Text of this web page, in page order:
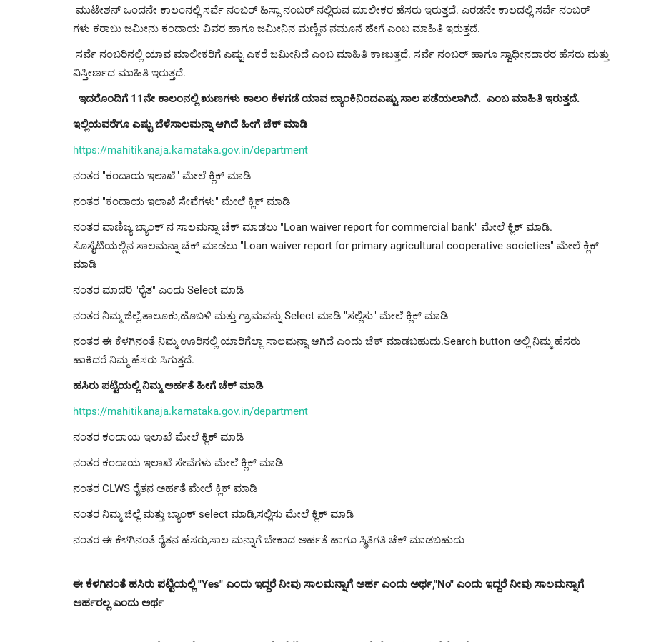
ಮುಟೇಶನ್ ಒಂದನೇ ಕಾಲಂನಲ್ಲಿ ಸರ್ವೆ ನಂಬರ್ ಹಿಸ್ಸಾ ನಂಬರ್ ನಲ್ಲಿರುವ ಮಾಲೀಕರ ಹೆಸರು ಇರುತ್ತದೆ. ಎರಡನೇ ಕಾಲದಲ್ಲಿ ಸರ್ವೆ ನಂಬರ್
ಗಳು ಕರಾಬು ಜಮೀನು ಕಂದಾಯ ವಿವರ ಹಾಗೂ ಜಮೀನಿನ ಮಣ್ಣಿನ ನಮೂನೆ ಹೇಗೆ ಎಂಬ ಮಾಹಿತಿ ಇರುತ್ತದೆ.
ಸರ್ವೆ ನಂಬರಿನಲ್ಲಿ ಯಾವ ಮಾಲೀಕರಿಗೆ ಎಷ್ಟು ಎಕರೆ ಜಮೀನಿದೆ ಎಂಬ ಮಾಹಿತಿ ಕಾಣುತ್ತದೆ. ಸರ್ವೆ ನಂಬರ್ ಹಾಗೂ ಸ್ವಾಧೀನದಾರರ ಹೆಸರು ಮತ್ತು
ವಿಸ್ತೀರ್ಣದ ಮಾಹಿತಿ ಇರುತ್ತದೆ.
ಇದರೊಂದಿಗೆ 11ನೇ ಕಾಲಂನಲ್ಲಿ ಋಣಗಳು ಕಾಲಂ ಕೆಳಗಡೆ ಯಾವ ಬ್ಯಾಂಕಿನಿಂದಎಷ್ಟು ಸಾಲ ಪಡೆಯಲಾಗಿದೆ. ಎಂಬ ಮಾಹಿತಿ ಇರುತ್ತದೆ.
ಇಲ್ಲಿಯವರೆಗೂ ಎಷ್ಟು ಬೆಳೆಸಾಲಮನ್ನಾ ಆಗಿದೆ ಹೀಗೆ ಚೆಕ್ ಮಾಡಿ
https://mahitikanaja.karnataka.gov.in/department
ನಂತರ "ಕಂದಾಯ ಇಲಾಖೆ" ಮೇಲೆ ಕ್ಲಿಕ್ ಮಾಡಿ
ನಂತರ "ಕಂದಾಯ ಇಲಾಖೆ ಸೇವೆಗಳು" ಮೇಲೆ ಕ್ಲಿಕ್ ಮಾಡಿ
ನಂತರ ವಾಣಿಜ್ಯ ಬ್ಯಾಂಕ್ ನ ಸಾಲಮನ್ನಾ ಚೆಕ್ ಮಾಡಲು "Loan waiver report for commercial bank" ಮೇಲೆ ಕ್ಲಿಕ್ ಮಾಡಿ.
ಸೊಸೈಟಿಯಲ್ಲಿನ ಸಾಲಮನ್ನಾ ಚೆಕ್ ಮಾಡಲು "Loan waiver report for primary agricultural cooperative societies" ಮೇಲೆ ಕ್ಲಿಕ್
ಮಾಡಿ
ನಂತರ ಮಾದರಿ "ರೈತ" ಎಂದು Select ಮಾಡಿ
ನಂತರ ನಿಮ್ಮ ಜಿಲ್ಲೆ,ತಾಲೂಕು,ಹೊಬಳಿ ಮತ್ತು ಗ್ರಾಮವನ್ನು Select ಮಾಡಿ "ಸಲ್ಲಿಸು" ಮೇಲೆ ಕ್ಲಿಕ್ ಮಾಡಿ
ನಂತರ ಈ ಕೆಳಗಿನಂತೆ ನಿಮ್ಮ ಊರಿನಲ್ಲಿ ಯಾರಿಗೆಲ್ಲಾ ಸಾಲಮನ್ನಾ ಆಗಿದೆ ಎಂದು ಚೆಕ್ ಮಾಡಬಹುದು.Search button ಅಲ್ಲಿ ನಿಮ್ಮ ಹೆಸರು
ಹಾಕಿದರೆ ನಿಮ್ಮ ಹೆಸರು ಸಿಗುತ್ತದೆ.
ಹಸಿರು ಪಟ್ಟಿಯಲ್ಲಿ ನಿಮ್ಮ ಅರ್ಹತೆ ಹೀಗೆ ಚೆಕ್ ಮಾಡಿ
https://mahitikanaja.karnataka.gov.in/department
ನಂತರ ಕಂದಾಯ ಇಲಾಖೆ ಮೇಲೆ ಕ್ಲಿಕ್ ಮಾಡಿ
ನಂತರ ಕಂದಾಯ ಇಲಾಖೆ ಸೇವೆಗಳು ಮೇಲೆ ಕ್ಲಿಕ್ ಮಾಡಿ
ನಂತರ CLWS ರೈತನ ಅರ್ಹತೆ ಮೇಲೆ ಕ್ಲಿಕ್ ಮಾಡಿ
ನಂತರ ನಿಮ್ಮ ಜಿಲ್ಲೆ ಮತ್ತು ಬ್ಯಾಂಕ್ select ಮಾಡಿ,ಸಲ್ಲಿಸು ಮೇಲೆ ಕ್ಲಿಕ್ ಮಾಡಿ
ನಂತರ ಈ ಕೆಳಗಿನಂತೆ ರೈತನ ಹೆಸರು,ಸಾಲ ಮನ್ನಾಗೆ ಬೇಕಾದ ಅರ್ಹತೆ ಹಾಗೂ ಸ್ಥಿತಿಗತಿ ಚೆಕ್ ಮಾಡಬಹುದು
ಈ ಕೆಳಗಿನಂತೆ ಹಸಿರು ಪಟ್ಟಿಯಲ್ಲಿ "Yes" ಎಂದು ಇದ್ದರೆ ನೀವು ಸಾಲಮನ್ನಾಗೆ ಅರ್ಹ ಎಂದು ಅರ್ಥ,"No" ಎಂದು ಇದ್ದರೆ ನೀವು ಸಾಲಮನ್ನಾಗೆ
ಅರ್ಹರಲ್ಲ ಎಂದು ಅರ್ಥ